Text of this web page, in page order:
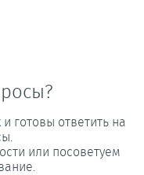
готовы ответить на
или посоветуем